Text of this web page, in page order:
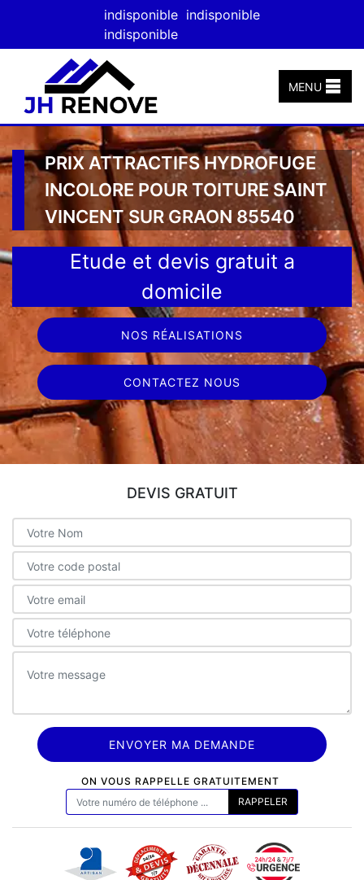
indisponible indisponible
indisponible
MENU
PRIX ATTRACTIFS HYDROFUGE
INCOLORE POUR TOITURE SAINT
VINCENT SUR GRAON 85540
Etude et devis gratuit a
domicile
NOS RÉALISATIONS
CONTACTEZ NOUS
DEVIS GRATUIT
ON VOUS RAPPELLE GRATUITEMENT